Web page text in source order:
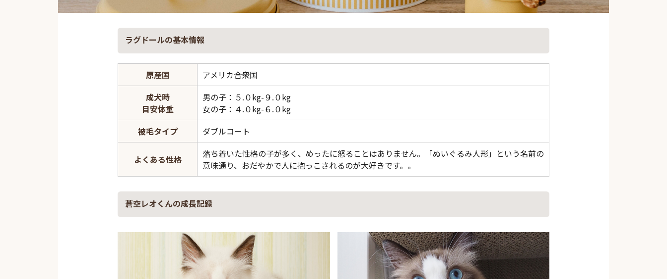
ラグドールの基本情報
原産国
アメリカ合衆国
成犬時
目安体重
男の子：５.０kg-９.０kg
女の子：４.０kg-６.０kg
被毛タイプ
ダブルコート
よくある性格
落ち着いた性格の子が多く、めったに怒ることはありません。「ぬいぐるみ人形」という名前の
意味通り、おだやかで人に抱っこされるのが大好きです。。
蒼空レオくんの成長記録